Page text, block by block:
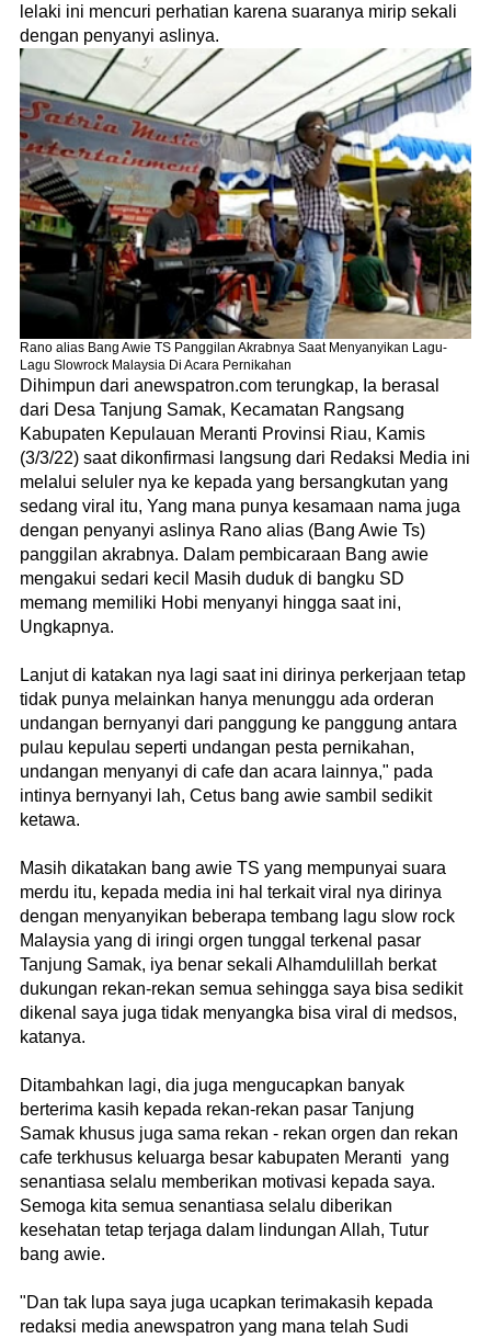
lelaki ini mencuri perhatian karena suaranya mirip sekali
dengan penyanyi aslinya.
Rano alias Bang Awie TS Panggilan Akrabnya Saat Menyanyikan Lagu-
Lagu Slowrock Malaysia Di Acara Pernikahan
Dihimpun dari anewspatron.com terungkap, Ia berasal
dari Desa Tanjung Samak, Kecamatan Rangsang
Kabupaten Kepulauan Meranti Provinsi Riau, Kamis
(3/3/22) saat dikonfirmasi langsung dari Redaksi Media ini
melalui seluler nya ke kepada yang bersangkutan yang
sedang viral itu, Yang mana punya kesamaan nama juga
dengan penyanyi aslinya Rano alias (Bang Awie Ts)
panggilan akrabnya. Dalam pembicaraan Bang awie
mengakui sedari kecil Masih duduk di bangku SD
memang memiliki Hobi menyanyi hingga saat ini,
Ungkapnya.
Lanjut di katakan nya lagi saat ini dirinya perkerjaan tetap
tidak punya melainkan hanya menunggu ada orderan
undangan bernyanyi dari panggung ke panggung antara
pulau kepulau seperti undangan pesta pernikahan,
undangan menyanyi di cafe dan acara lainnya," pada
intinya bernyanyi lah, Cetus bang awie sambil sedikit
ketawa.
Masih dikatakan bang awie TS yang mempunyai suara
merdu itu, kepada media ini hal terkait viral nya dirinya
dengan menyanyikan beberapa tembang lagu slow rock
Malaysia yang di iringi orgen tunggal terkenal pasar
Tanjung Samak, iya benar sekali Alhamdulillah berkat
dukungan rekan-rekan semua sehingga saya bisa sedikit
dikenal saya juga tidak menyangka bisa viral di medsos,
katanya.
Ditambahkan lagi, dia juga mengucapkan banyak
berterima kasih kepada rekan-rekan pasar Tanjung
Samak khusus juga sama rekan - rekan orgen dan rekan
cafe terkhusus keluarga besar kabupaten Meranti yang
senantiasa selalu memberikan motivasi kepada saya.
Semoga kita semua senantiasa selalu diberikan
kesehatan tetap terjaga dalam lindungan Allah, Tutur
bang awie.
"Dan tak lupa saya juga ucapkan terimakasih kepada
redaksi media anewspatron yang mana telah Sudi